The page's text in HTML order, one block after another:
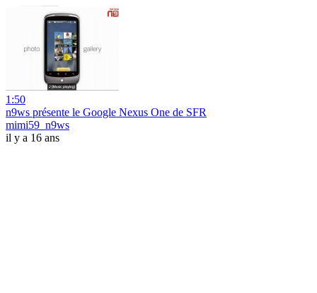
1:50
n9ws présente le Google Nexus One de SFR
mimi59_n9ws
il y a 16 ans